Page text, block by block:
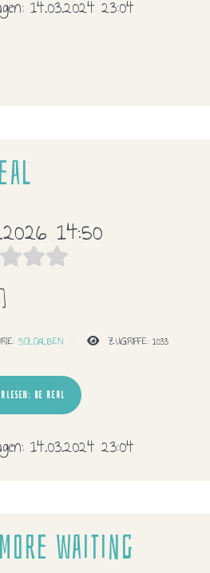
14.03.2024 23:04
14:50
SOLOALBEN ZUGRIFFE: 1033
BE REAL
14.03.2024 23:04
waiting